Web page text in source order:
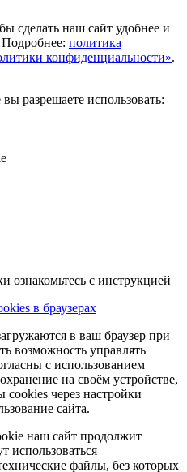
сделать наш сайт удобнее и
Подробнее: политика
конфиденциальности».
разрешаете использовать:
ознакомьтесь с инструкцией
в браузерах
в ваш браузер при
возможность управлять
с использованием
на своём устройстве,
через настройки
сайта.
наш сайт продолжит
использоваться
файлы, без которых